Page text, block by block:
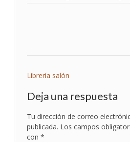
Navegación
de
entradas
Librería salón
Deja una respuesta
Tu dirección de correo
publicada. Los campos
con *